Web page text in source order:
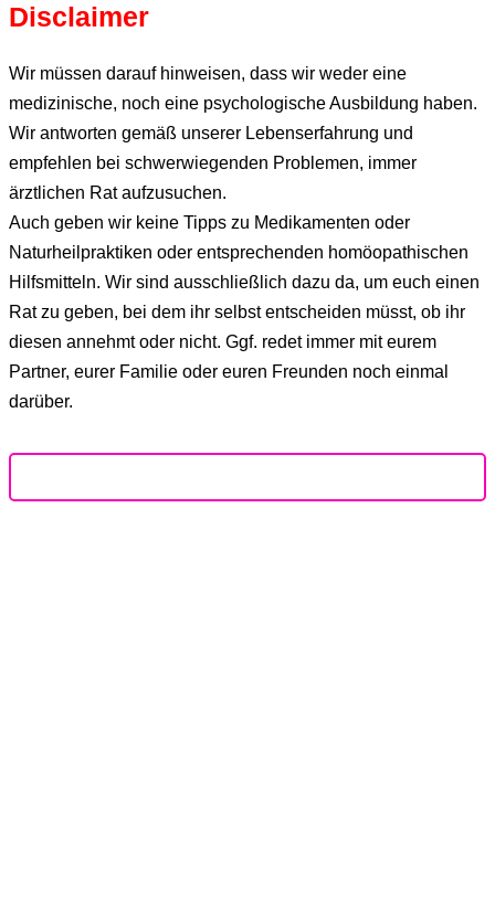
Disclaimer
Wir müssen darauf hinweisen, dass wir weder eine
medizinische, noch eine psychologische Ausbildung haben.
Wir antworten gemäß unserer Lebenserfahrung und
empfehlen bei schwerwiegenden Problemen, immer
ärztlichen Rat aufzusuchen.
Auch geben wir keine Tipps zu Medikamenten oder
Naturheilpraktiken oder entsprechenden homöopathischen
Hilfsmitteln. Wir sind ausschließlich dazu da, um euch einen
Rat zu geben, bei dem ihr selbst entscheiden müsst, ob ihr
diesen annehmt oder nicht. Ggf. redet immer mit eurem
Partner, eurer Familie oder euren Freunden noch einmal
darüber.